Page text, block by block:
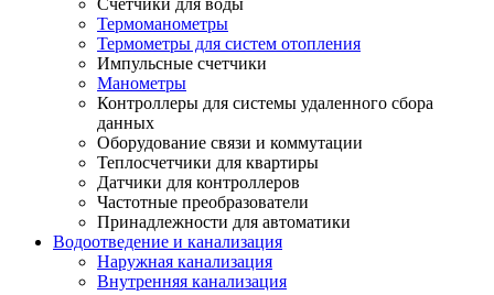
Счетчики для воды
Термоманометры
Термометры для систем отопления
Импульсные счетчики
Манометры
Контроллеры для системы удаленного сбора
данных
Оборудование связи и коммутации
Теплосчетчики для квартиры
Датчики для контроллеров
Частотные преобразователи
Принадлежности для автоматики
Водоотведение и канализация
Наружная канализация
Внутренняя канализация